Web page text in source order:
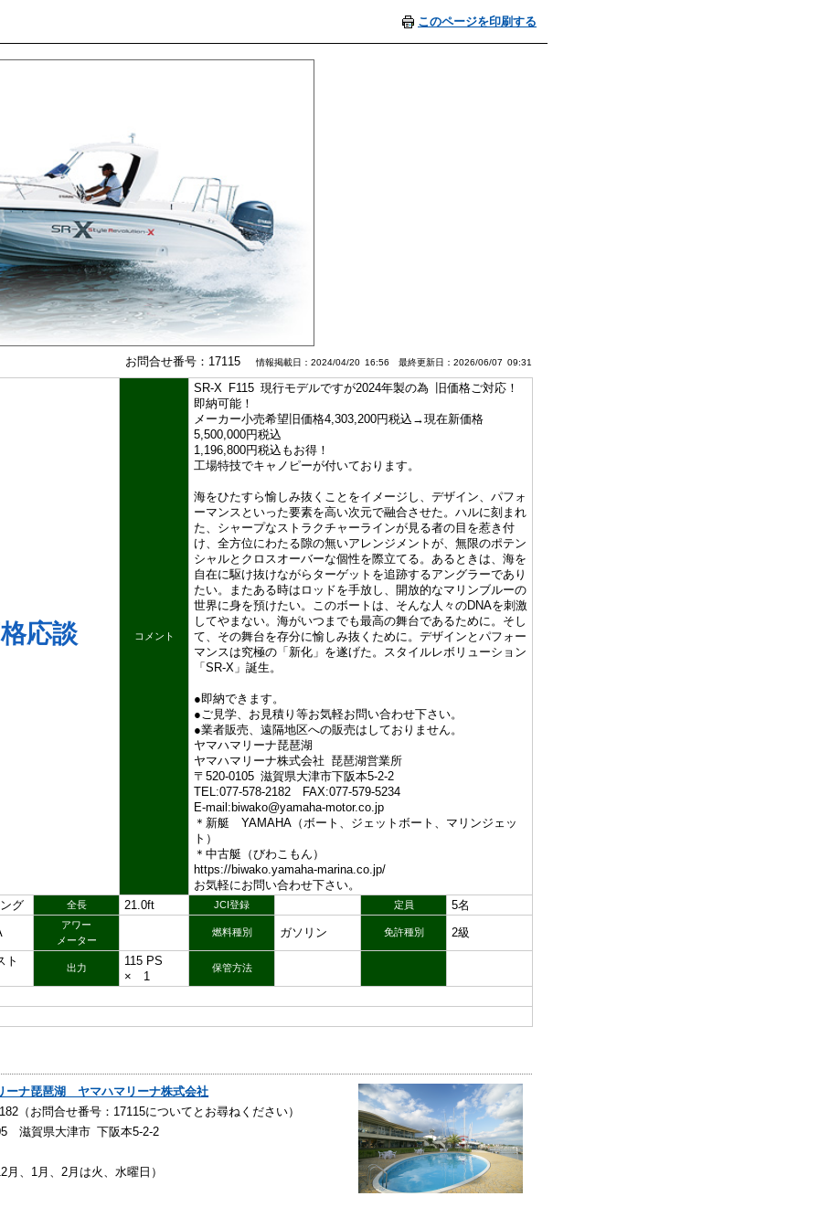
このページを印刷する
お問合せ番号：17115 情報掲載日：2024/04/20 16:56 最終更新日：2026/06/07 09:31
応談 コメント
SR-X F115 現行モデルですが2024年製の為 旧価格ご対応！
即納可能！
メーカー小売希望旧価格4,303,200円税込→現在新価格
5,500,000円税込
1,196,800円税込もお得！
工場特技でキャノピーが付いております。
海をひたすら愉しみ抜くことをイメージし、デザイン、パフォ
ーマンスといった要素を高い次元で融合させた。ハルに刻まれ
た、シャープなストラクチャーラインが見る者の目を惹き付
け、全方位にわたる隙の無いアレンジメントが、無限のポテン
シャルとクロスオーバーな個性を際立てる。あるときは、海を
自在に駆け抜けながらターゲットを追跡するアングラーであり
たい。またある時はロッドを手放し、開放的なマリンブルーの
世界に身を預けたい。このボートは、そんな人々のDNAを刺激
してやまない。海がいつまでも最高の舞台であるために。そし
て、その舞台を存分に愉しみ抜くために。デザインとパフォー
マンスは究極の「新化」を遂げた。スタイルレボリューション
「SR-X」誕生。
●即納できます。
●ご見学、お見積り等お気軽お問い合わせ下さい。
●業者販売、遠隔地区への販売はしておりません。
ヤマハマリーナ琵琶湖
ヤマハマリーナ株式会社 琵琶湖営業所
〒520-0105 滋賀県大津市下阪本5-2-2
TEL:077-578-2182 FAX:077-579-5234
E-mail:biwako@yamaha-motor.co.jp
＊新艇 YAMAHA（ボート、ジェットボート、マリンジェッ
ト）
＊中古艇（びわこもん）
https://biwako.yamaha-marina.co.jp/
お気軽にお問い合わせ下さい。
グ
全長 21.0ft JCI登録 定員
5名
アワー
メーター
燃料種別 ガソリン 免許種別 2級
ト 出力
115 PS
× 1
保管方法
ーナ琵琶湖 ヤマハマリーナ株式会社
（お問合せ番号：17115についてとお尋ねください）
滋賀県大津市 下阪本5-2-2
月、1月、2月は火、水曜日）